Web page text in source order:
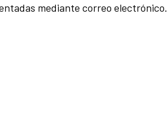
mediante correo electrónico.